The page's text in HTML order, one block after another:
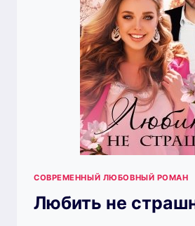
СОВРЕМЕННЫЙ ЛЮБОВНЫЙ РОМАН
Любить не